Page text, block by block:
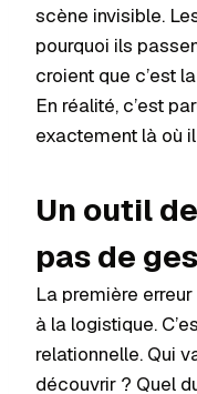
scène invisible.
pourquoi ils
croient que c’est
En réalité, c’est
exactement là où
Un outil
pas de
La première
à la logistique.
relationnelle. Qui
découvrir ? Quel